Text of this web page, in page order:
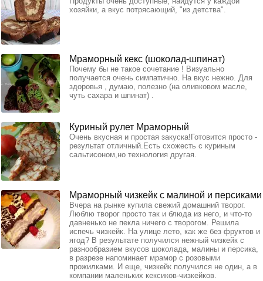
хозяйки, а вкус потрясающий, "из детства".
Мраморный кекс (шоколад-шпинат)
Почему бы не такое сочетание ! Визуально
получается очень симпатично. На вкус нежно. Для
здоровья , думаю, полезно (на оливковом масле,
чуть сахара и шпинат) .
Куриный рулет Мраморный
Очень вкусная и простая закуска!Готовится просто -
результат отличный.Есть схожесть с куриным
сальтисоном,но технология другая.
Мраморный чизкейк с малиной и персиками
Вчера на рынке купила свежий домашний творог.
Люблю творог просто так и блюда из него, и что-то
давненько не пекла ничего с творогом. Решила
испечь чизкейк. На улице лето, как же без фруктов и
ягод? В результате получился нежный чизкейк с
разнообразием вкусов шоколада, малины и персика,
в разрезе напоминает мрамор с розовыми
прожилками. И еще, чизкейк получился не один, а в
компании маленьких кексиков-чизкейков.